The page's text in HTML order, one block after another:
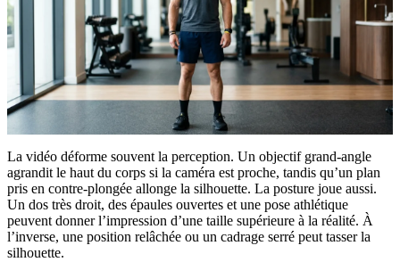
La vidéo déforme souvent la perception. Un objectif grand-angle
agrandit le haut du corps si la caméra est proche, tandis qu’un plan
pris en contre-plongée allonge la silhouette. La posture joue aussi.
Un dos très droit, des épaules ouvertes et une pose athlétique
peuvent donner l’impression d’une taille supérieure à la réalité. À
l’inverse, une position relâchée ou un cadrage serré peut tasser la
silhouette.